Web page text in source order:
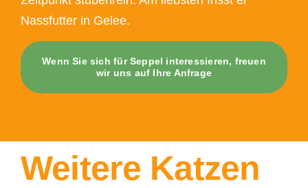
Nassfutter in Gelee.
Wenn Sie sich für Seppel interessieren, freuen
wir uns auf Ihre Anfrage
Weitere Katzen